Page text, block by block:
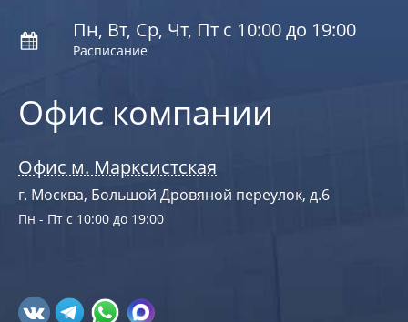
Офис компании
Офис м. Марксистская
г. Москва, Большой Дровяной переулок, д.6
Пн - Пт с 10:00 до 19:00
Пн, Вт, Ср, Чт, Пт с 10:00 до 19:00
Расписание